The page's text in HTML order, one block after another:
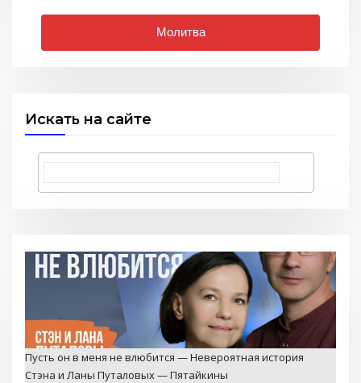
Молитва
Искать на сайте
Пусть он в меня не влюбится — Невероятная история
Стэна и Ланы Путаловых — Пятайкины